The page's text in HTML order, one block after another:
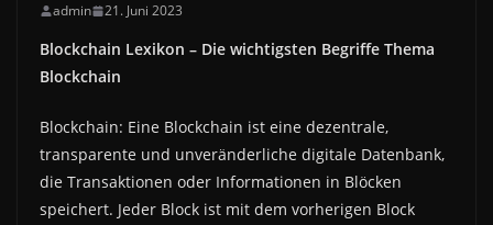
admin 21. Juni 2023
Blockchain Lexikon – Die wichtigsten Begriffe Thema
Blockchain
Blockchain: Eine Blockchain ist eine dezentrale,
transparente und unveränderliche digitale Datenbank,
die Transaktionen oder Informationen in Blöcken
speichert. Jeder Block ist mit dem vorherigen Block